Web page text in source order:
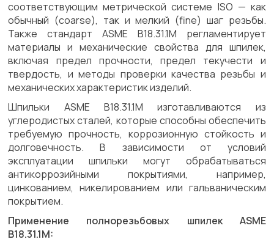
соответствующим метрической системе ISO — как
обычный (coarse), так и мелкий (fine) шаг резьбы.
Также стандарт ASME B18.31.1M регламентирует
материалы и механические свойства для шпилек,
включая предел прочности, предел текучести и
твердость, и методы проверки качества резьбы и
механических характеристик изделий.
Шпильки ASME B18.31.1M изготавливаются из
углеродистых сталей, которые способны обеспечить
требуемую прочность, коррозионную стойкость и
долговечность. В зависимости от условий
эксплуатации шпильки могут обрабатываться
антикоррозийными покрытиями, например,
цинкованием, никелированием или гальваническим
покрытием.
Применение полнорезьбовых шпилек ASME
B18.31.1M: